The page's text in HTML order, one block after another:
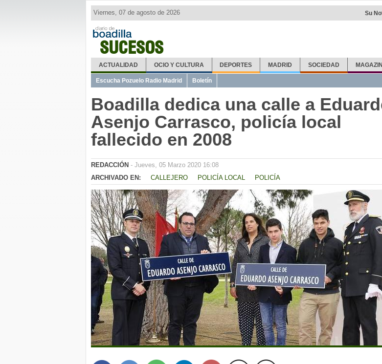
SUCESOS
Viernes, 07 de agosto de 2026 Su
ACTUALIDAD OCIO Y CULTURA DEPORTES MADRID SOCIEDAD
Escucha Pozuelo Radio Madrid Boletín
Boadilla dedica una calle a
Asenjo Carrasco, policía local
fallecido en 2008
REDACCIÓN - Jueves, 05 Marzo 2020 16:08
ARCHIVADO EN:
CALLEJERO POLICÍA LOCAL POLICÍA